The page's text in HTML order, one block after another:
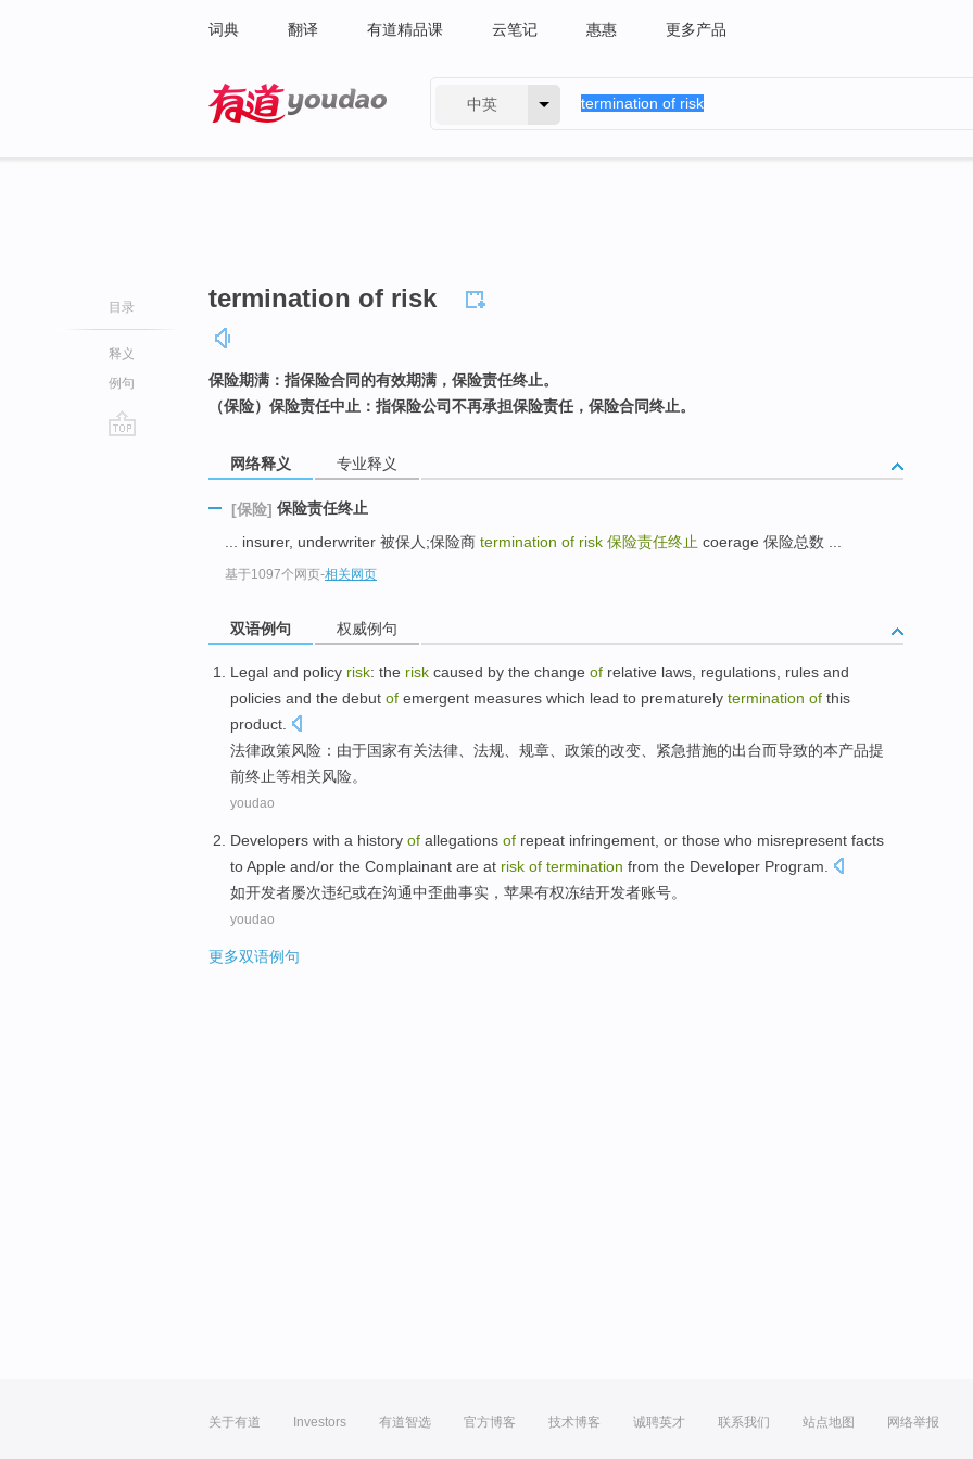
词典 翻译 有道精品课 云笔记 惠惠 更多产品
中英
目录
释义
例句
termination of risk
保险期满：指保险合同的有效期满，保险责任终止。
（保险）保险责任中止：指保险公司不再承担保险责任，保险合同终止。
网络释义 专业释义
[保险] 保险责任终止
... insurer, underwriter 被保人;保险商 termination of risk 保险责任终止 coerage 保险总数 ...
基于1097个网页-相关网页
双语例句 权威例句
Legal and policy risk: the risk caused by the change of relative laws regulations , rules and
policies and the debut of emergent measures which lead to prematurely termination of this
product
法律政策风险 ： 由于国家有关法律 法规 、规章、 政策的改变 紧急措施的出台而导致的本产品提
前终止等相关风险。
youdao
Developers with a history of allegations of repeat infringement, or those who misrepresent facts
toApple and/or the Complainant are at risk of termination from the Developer Program.
如开发者屡次违纪或在沟通中歪曲事实 ， 苹果有权冻结开发者账号。
youdao
更多双语例句
关于有道 Investors 有道智选 官方博客 技术博客 诚聘英才 联系我们 站点地图 网络举报